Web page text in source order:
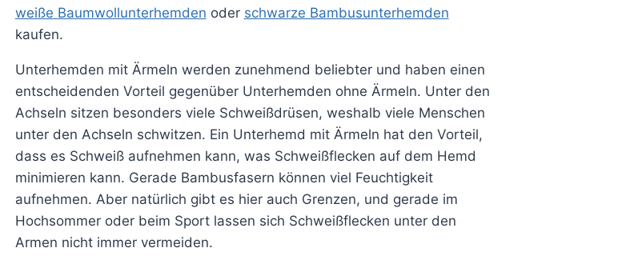
weiße Baumwollunterhemden oder schwarze Bambusunterhemden
kaufen.
Unterhemden mit Ärmeln werden zunehmend beliebter und haben einen
entscheidenden Vorteil gegenüber Unterhemden ohne Ärmeln. Unter den
Achseln sitzen besonders viele Schweißdrüsen, weshalb viele Menschen
unter den Achseln schwitzen. Ein Unterhemd mit Ärmeln hat den Vorteil,
dass es Schweiß aufnehmen kann, was Schweißflecken auf dem Hemd
minimieren kann. Gerade Bambusfasern können viel Feuchtigkeit
aufnehmen. Aber natürlich gibt es hier auch Grenzen, und gerade im
Hochsommer oder beim Sport lassen sich Schweißflecken unter den
Armen nicht immer vermeiden.